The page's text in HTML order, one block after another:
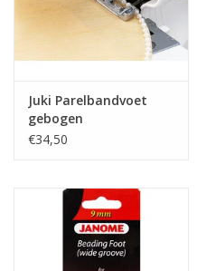
Juki Parelbandvoet
gebogen
€34,50